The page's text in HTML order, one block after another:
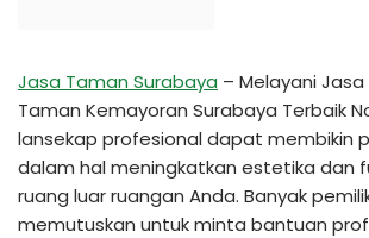
Jasa Taman Surabaya – Melayani
Taman Kemayoran Surabaya Terbaik
lansekap profesional dapat membikin
dalam hal meningkatkan estetika dan
ruang luar ruangan Anda. Banyak
memutuskan untuk minta bantuan